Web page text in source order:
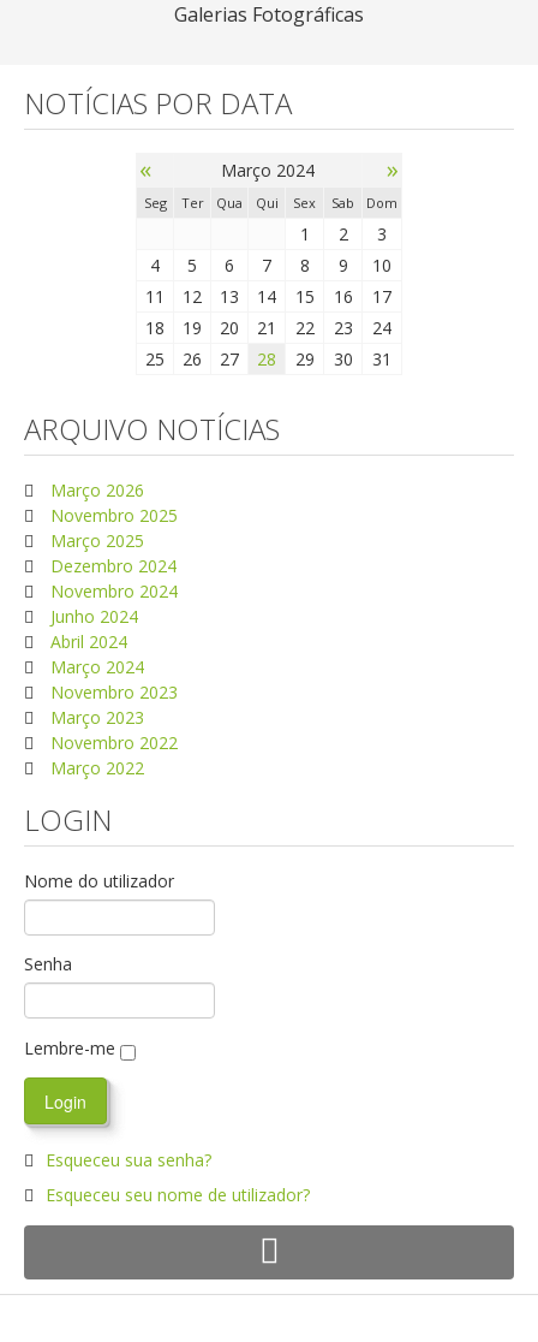
Galerias Fotográficas
NOTÍCIAS POR DATA
« Março 2024 »
Seg Ter Qua Qui Sex Sab Dom
1 2
3
4
5 6 7 8 9
10
11
12 13 14 15 16
17
18
19 20 21 22 23
24
25
26 27 28 29 30 31
ARQUIVO NOTÍCIAS
Março 2026
Novembro 2025
Março 2025
Dezembro 2024
Novembro 2024
Junho 2024
Abril 2024
Março 2024
Novembro 2023
Março 2023
Novembro 2022
Março 2022
LOGIN
Nome do utilizador
Senha
Lembre-me
Esqueceu sua senha?
Esqueceu seu nome de utilizador?